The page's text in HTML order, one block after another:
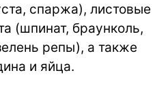
спаржа), листовые
(шпинат, браунколь,
репы), а также
и яйца.